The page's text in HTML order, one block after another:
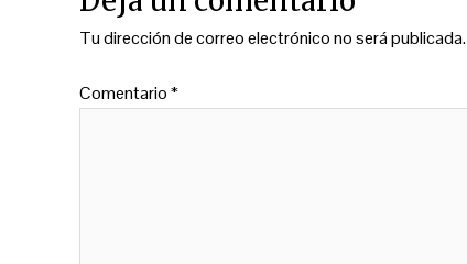
Tu dirección de correo electrónico no será publicada.
Comentario*